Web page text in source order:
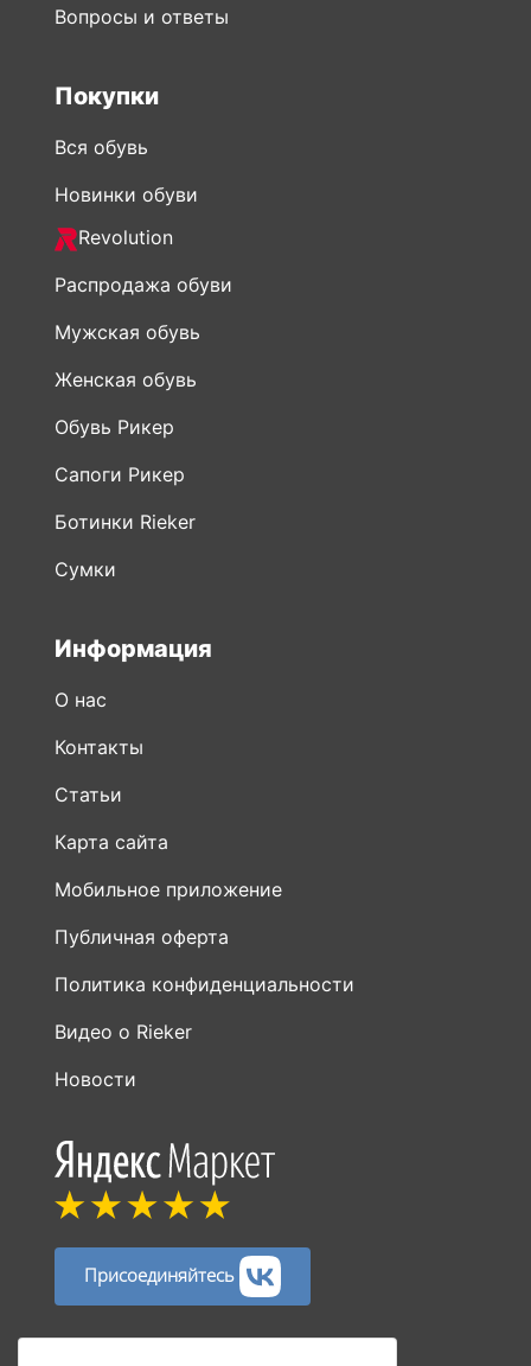
Вопросы и ответы
Покупки
Вся обувь
Новинки обуви
Revolution
Распродажа обуви
Мужская обувь
Женская обувь
Обувь Рикер
Сапоги Рикер
Ботинки Rieker
Сумки
Информация
О нас
Контакты
Статьи
Карта сайта
Мобильное приложение
Публичная оферта
Политика конфиденциальности
Видео о Rieker
Новости
Присоединяйтесь